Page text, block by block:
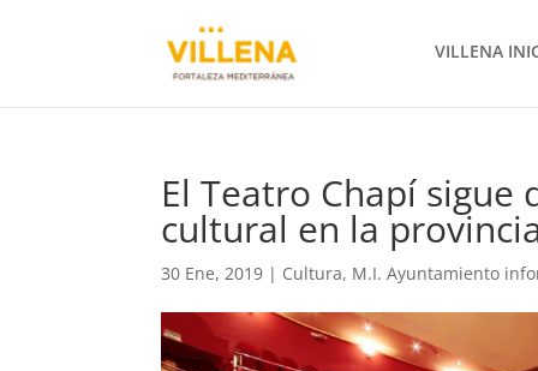
VILLENA
El Teatro Chapí
cultural en la
30 Ene, 2019 | Cultura, M.I. Ayuntamiento